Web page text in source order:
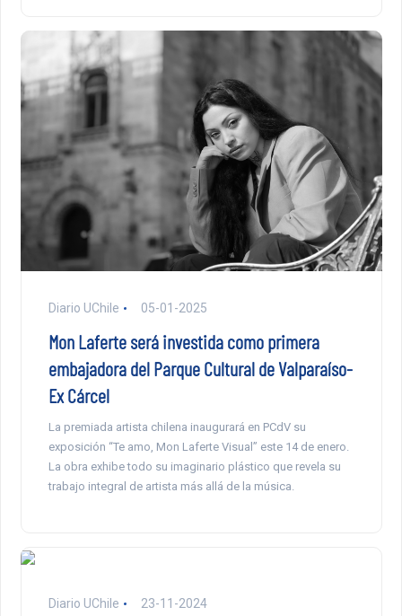
Diario UChile 05-01-2025
Mon Laferte será investida como primera
embajadora del Parque Cultural de Valparaíso-
Ex Cárcel
La premiada artista chilena inaugurará en PCdV su
exposición “Te amo, Mon Laferte Visual” este 14 de enero.
La obra exhibe todo su imaginario plástico que revela su
trabajo integral de artista más allá de la música.
Diario UChile 23-11-2024